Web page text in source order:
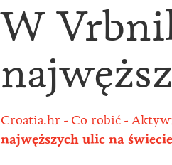
W
Croatia.hr Co robić
najwęższych ulic na świecie